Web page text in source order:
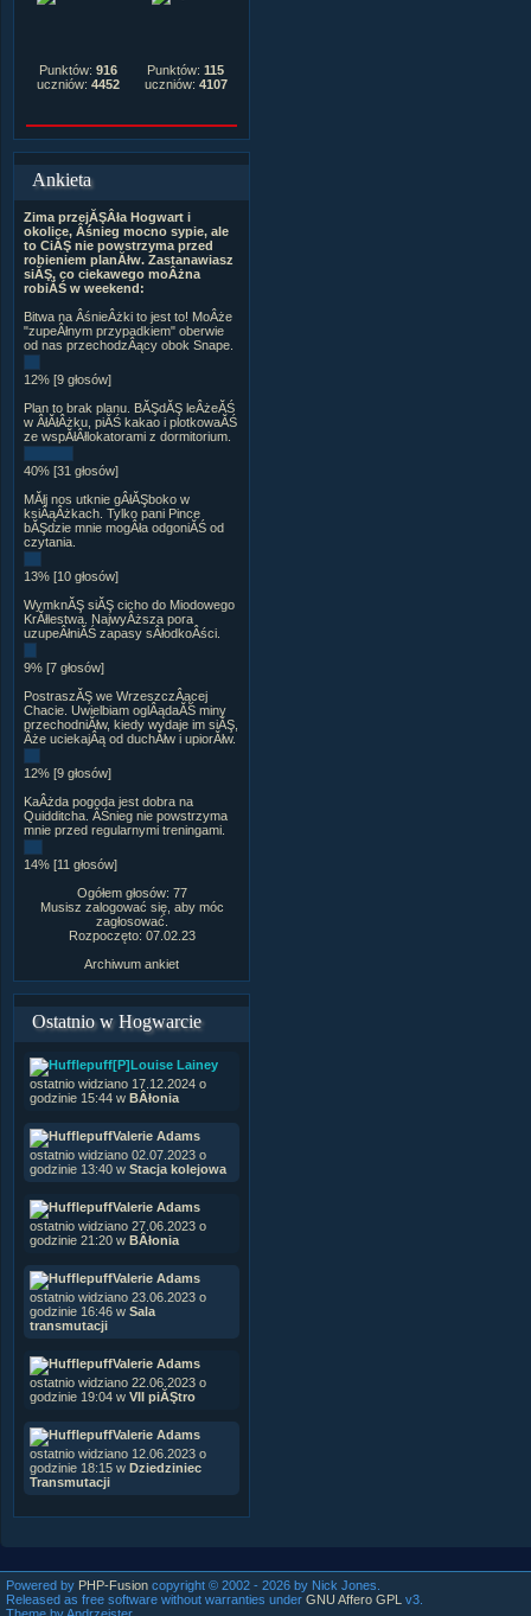
Punktów: 916
uczniów: 4452
Punktów: 115
uczniów: 4107
Ankieta
Zima przejĂŞÂła Hogwart i
okolice, Âśnieg mocno sypie, ale
to CiĂŞ nie powstrzyma przed
robieniem planĂłw. Zastanawiasz
siĂŞ, co ciekawego moÂżna
robiĂŚ w weekend:
Bitwa na ÂśnieÂżki to jest to! MoÂże
"zupeÂłnym przypadkiem" oberwie
od nas przechodzÂący obok Snape.
12% [9 głosów]
Plan to brak planu. BĂŞdĂŞ leÂżeĂŚ
w ÂłĂłÂżku, piĂŚ kakao i plotkowaĂŚ
ze wspĂłÂłlokatorami z dormitorium.
40% [31 głosów]
MĂłj nos utknie gÂłĂŞboko w
ksiÂąÂżkach. Tylko pani Pince
bĂŞdzie mnie mogÂła odgoniĂŚ od
czytania.
13% [10 głosów]
WymknĂŞ siĂŞ cicho do Miodowego
KrĂłlestwa. NajwyÂższa pora
uzupeÂłniĂŚ zapasy sÂłodkoÂści.
9% [7 głosów]
PostraszĂŞ we WrzeszczÂącej
Chacie. Uwielbiam oglÂądaĂŚ miny
przechodniĂłw, kiedy wydaje im siĂŞ,
Âże uciekajÂą od duchĂłw i upiorĂłw.
12% [9 głosów]
KaÂżda pogoda jest dobra na
Quidditcha. ÂŚnieg nie powstrzyma
mnie przed regularnymi treningami.
14% [11 głosów]
Ogółem głosów: 77
Musisz zalogować się, aby móc
zagłosować.
Rozpoczęto: 07.02.23
Archiwum ankiet
Ostatnio w Hogwarcie
[P]Louise Lainey
ostatnio widziano 17.12.2024 o
godzinie 15:44 w BÂłonia
Valerie Adams
ostatnio widziano 02.07.2023 o
godzinie 13:40 w Stacja kolejowa
Valerie Adams
ostatnio widziano 27.06.2023 o
godzinie 21:20 w BÂłonia
Valerie Adams
ostatnio widziano 23.06.2023 o
godzinie 16:46 w Sala
transmutacji
Valerie Adams
ostatnio widziano 22.06.2023 o
godzinie 19:04 w VII piĂŞtro
Valerie Adams
ostatnio widziano 12.06.2023 o
godzinie 18:15 w Dziedziniec
Transmutacji
Powered by PHP-Fusion copyright © 2002 - 2026 by Nick Jones.
Released as free software without warranties under GNU Affero GPL
v3.